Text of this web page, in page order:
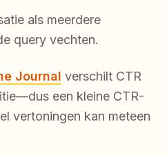
als meerdere
query vechten.
Journal verschilt CTR
een kleine CTR-
vertoningen kan meteen